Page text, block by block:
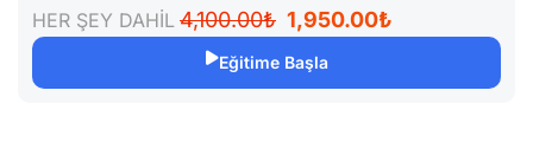
HER ŞEY DAHİL 4,100.00₺ 1,950.00₺
Eğitime Başla